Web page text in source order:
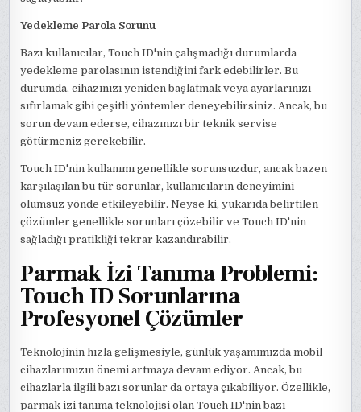
Yedekleme Parola Sorunu
Bazı kullanıcılar, Touch ID'nin çalışmadığı durumlarda
yedekleme parolasının istendiğini fark edebilirler. Bu
durumda, cihazınızı yeniden başlatmak veya ayarlarınızı
sıfırlamak gibi çeşitli yöntemler deneyebilirsiniz. Ancak, bu
sorun devam ederse, cihazınızı bir teknik servise
götürmeniz gerekebilir.
Touch ID'nin kullanımı genellikle sorunsuzdur, ancak bazen
karşılaşılan bu tür sorunlar, kullanıcıların deneyimini
olumsuz yönde etkileyebilir. Neyse ki, yukarıda belirtilen
çözümler genellikle sorunları çözebilir ve Touch ID'nin
sağladığı pratikliği tekrar kazandırabilir.
Parmak İzi Tanıma Problemi:
Touch ID Sorunlarına
Profesyonel Çözümler
Teknolojinin hızla gelişmesiyle, günlük yaşamımızda mobil
cihazlarımızın önemi artmaya devam ediyor. Ancak, bu
cihazlarla ilgili bazı sorunlar da ortaya çıkabiliyor. Özellikle,
parmak izi tanıma teknolojisi olan Touch ID'nin bazı